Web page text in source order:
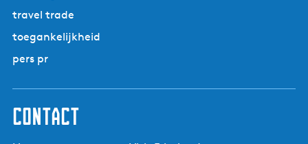
travel trade
toegankelijkheid
pers pr
contact